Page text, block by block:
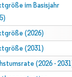
im Basisjahr
(2026)
(2031)
(2026 -
Namensnennung gemäß